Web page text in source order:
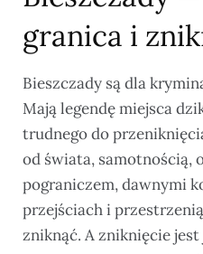
granica i
Bieszczady są dla
Mają legendę miejsca
trudnego do
od świata, samotnością,
pograniczem, dawnymi
przejściach i
zniknąć. A zniknięcie jest